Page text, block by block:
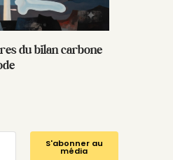
du bilan carbone
S'abonner au
média